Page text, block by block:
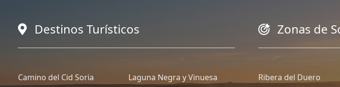
Destinos Turísticos
Camino del Cid Soria
Laguna Negra y Vinuesa
Zonas de
Ribera del Duero